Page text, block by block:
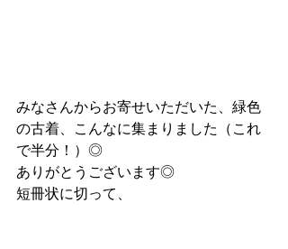
みなさんからお寄せいただいた、緑色
の古着、こんなに集まりました（これ
で半分！）◎
ありがとうございます◎
短冊状に切って、